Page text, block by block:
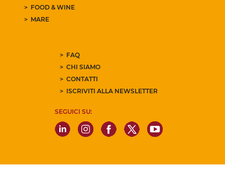
FOOD & WINE
MARE
FAQ
CHI SIAMO
CONTATTI
ISCRIVITI ALLA NEWSLETTER
SEGUICI SU: